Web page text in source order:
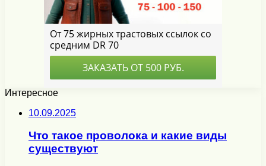
Интересное
10.09.2025
Что такое проволока и какие виды
существуют